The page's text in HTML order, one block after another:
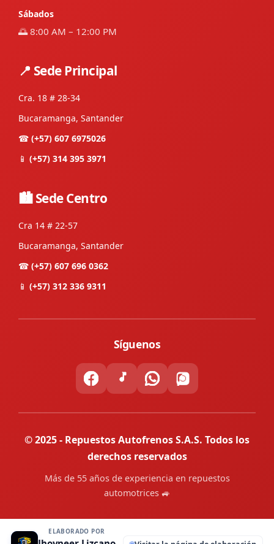
Sábados
🌅 8:00 AM – 12:00 PM
📍 Sede Principal
Cra. 18 # 28-34
Bucaramanga, Santander
☎ (+57) 607 6975026
📱 (+57) 314 395 3971
🏙 Sede Centro
Cra 14 # 22-57
Bucaramanga, Santander
☎ (+57) 607 696 0362
📱 (+57) 312 336 9311
Síguenos
© 2025 - Repuestos Autofrenos S.A.S. Todos los
derechos reservados
Más de 55 años de experiencia en repuestos
automotrices 🚙
ELABORADO POR